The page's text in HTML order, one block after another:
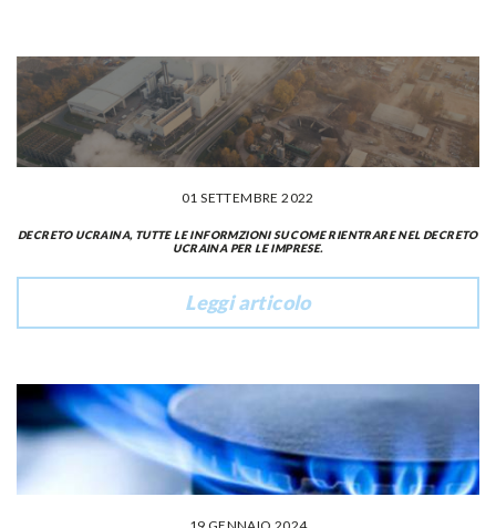
01 SETTEMBRE 2022
DECRETO UCRAINA, TUTTE LE INFORMZIONI SU COME RIENTRARE NEL DECRETO
UCRAINA PER LE IMPRESE.
Leggi articolo